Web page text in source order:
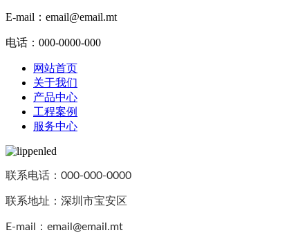
E-mail：email@email.mt
电话：000-0000-000
网站首页
关于我们
产品中心
工程案例
服务中心
联系电话：000-000-0000
联系地址：深圳市宝安区
E-mail： email@email.mt